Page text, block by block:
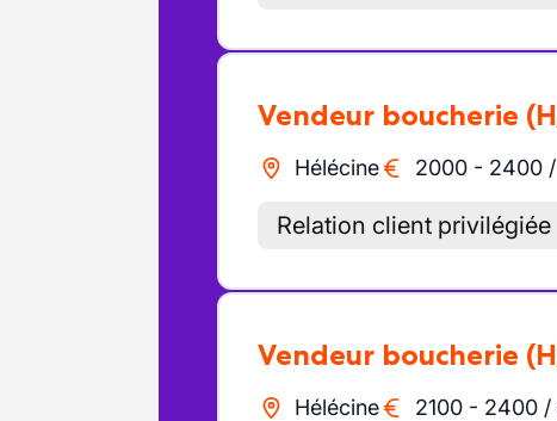
Vendeur boucherie
Hélécine 2000 - 2400 /
Relation client privilégiée
Vendeur boucherie
Hélécine 2100 - 2400 /